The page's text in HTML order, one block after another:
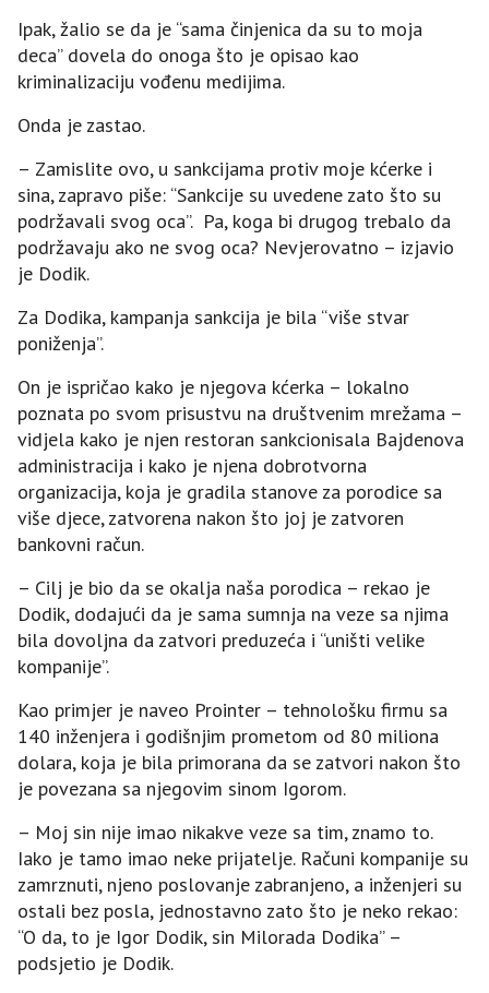
Ipak, žalio se da je “sama činjenica da su to moja
deca” dovela do onoga što je opisao kao
kriminalizaciju vođenu medijima.
Onda je zastao.
– Zamislite ovo, u sankcijama protiv moje kćerke i
sina, zapravo piše: “Sankcije su uvedene zato što su
podržavali svog oca”. Pa, koga bi drugog trebalo da
podržavaju ako ne svog oca? Nevjerovatno – izjavio
je Dodik.
Za Dodika, kampanja sankcija je bila “više stvar
poniženja”.
On je ispričao kako je njegova kćerka – lokalno
poznata po svom prisustvu na društvenim mrežama –
vidjela kako je njen restoran sankcionisala Bajdenova
administracija i kako je njena dobrotvorna
organizacija, koja je gradila stanove za porodice sa
više djece, zatvorena nakon što joj je zatvoren
bankovni račun.
– Cilj je bio da se okalja naša porodica – rekao je
Dodik, dodajući da je sama sumnja na veze sa njima
bila dovoljna da zatvori preduzeća i “uništi velike
kompanije”.
Kao primjer je naveo Prointer – tehnološku firmu sa
140 inženjera i godišnjim prometom od 80 miliona
dolara, koja je bila primorana da se zatvori nakon što
je povezana sa njegovim sinom Igorom.
– Moj sin nije imao nikakve veze sa tim, znamo to.
Iako je tamo imao neke prijatelje. Računi kompanije su
zamrznuti, njeno poslovanje zabranjeno, a inženjeri su
ostali bez posla, jednostavno zato što je neko rekao:
“O da, to je Igor Dodik, sin Milorada Dodika” –
podsjetio je Dodik.